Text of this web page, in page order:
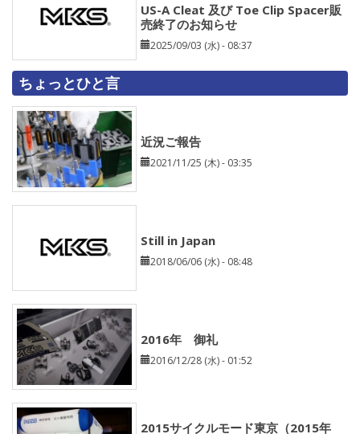
US-A Cleat 及び Toe Clip Spacer販
売終了のお知らせ
2025/09/03 (水) - 08:37
ちょっとひと言
近況ご報告
2021/11/25 (木) - 03:35
Still in Japan
2018/06/06 (水) - 08:48
2016年 御礼
2016/12/28 (水) - 01:52
2015サイクルモード東京（2015年